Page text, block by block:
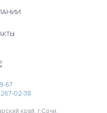
67
267-02-38
край, г.Сочи,